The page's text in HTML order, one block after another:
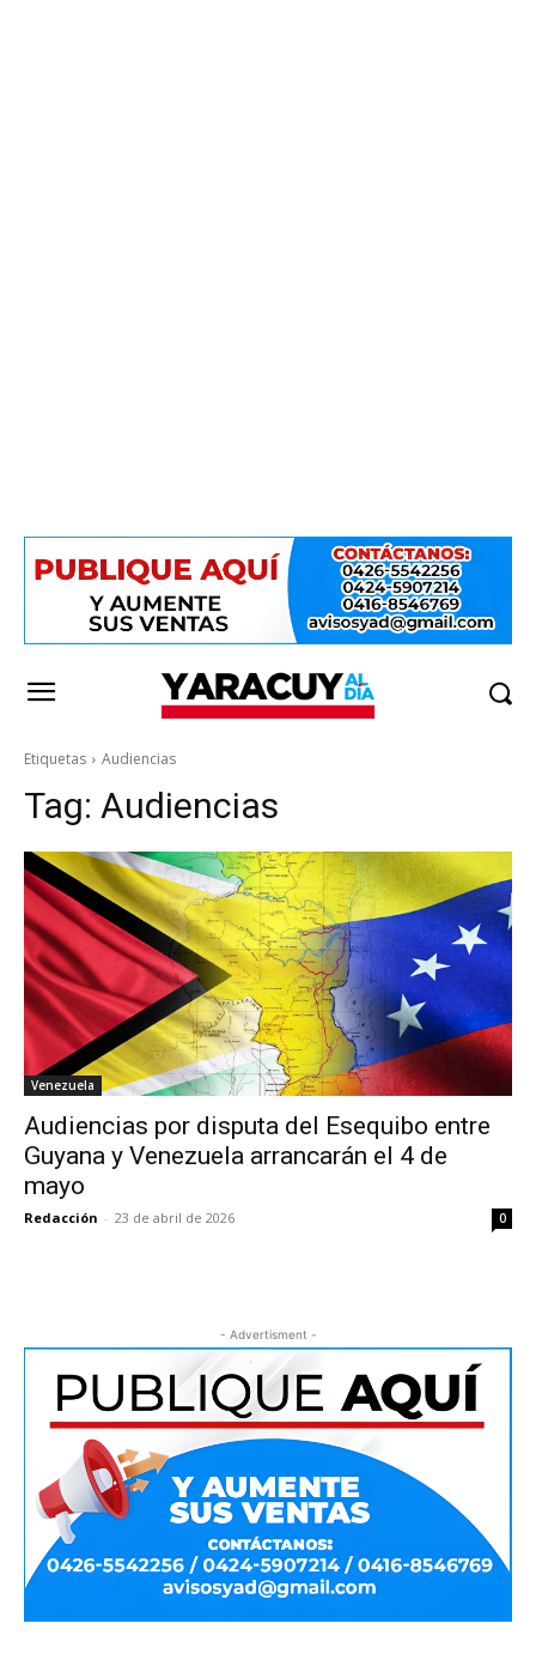
Etiquetas Audiencias
Tag: Audiencias
Venezuela
Audiencias por disputa del Esequibo entre
Guyana y Venezuela arrancarán el 4 de
mayo
Redacción - 23 de abril de 2026 0
- Advertisment -